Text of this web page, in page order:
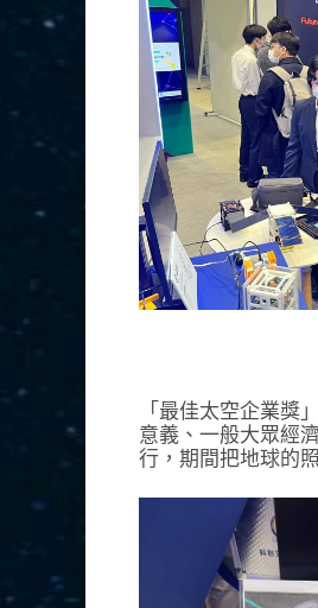
「最佳太空企業獎
意義、一般大眾經
行，期間把地球的